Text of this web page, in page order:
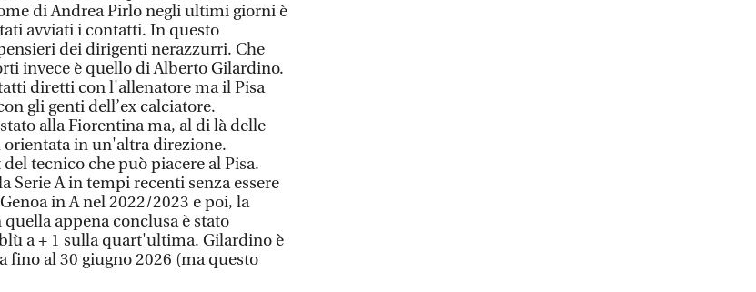
di Andrea Pirlo negli ultimi giorni è
avviati i contatti. In questo
dei dirigenti nerazzurri. Che
invece è quello di Alberto Gilardino.
diretti con l'allenatore ma il Pisa
gli genti dell’ex calciatore.
alla Fiorentina ma, al di là delle
in un'altra direzione.
tecnico che può piacere al Pisa.
Serie A in tempi recenti senza essere
in A nel 2022/2023 e poi, la
appena conclusa è stato
a + 1 sulla quart'ultima. Gilardino è
fino al 30 giugno 2026 (ma questo